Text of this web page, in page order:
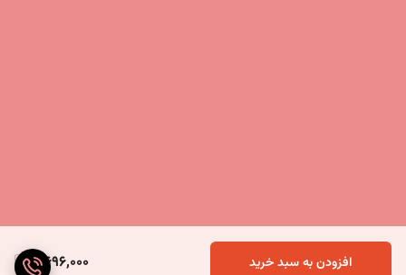
2,696,000 افزودن به سبد خرید